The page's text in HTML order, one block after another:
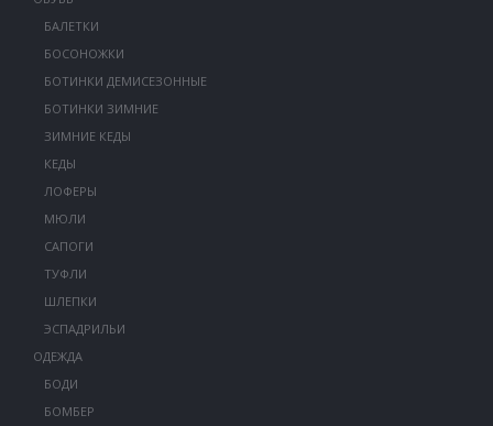
БАЛЕТКИ
БОСОНОЖКИ
БОТИНКИ ДЕМИСЕЗОННЫЕ
БОТИНКИ ЗИМНИЕ
ЗИМНИЕ КЕДЫ
КЕДЫ
ЛОФЕРЫ
МЮЛИ
САПОГИ
ТУФЛИ
ШЛЕПКИ
ЭСПАДРИЛЬИ
ОДЕЖДА
БОДИ
БОМБЕР